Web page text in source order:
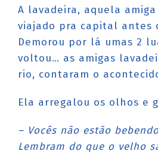
A lavadeira, aquela
viajado pra capital antes
Demorou por lá umas 2
voltou… as amigas
rio, contaram o
Ela arregalou os olhos e
– Vocês não estão
Lembram do que o velho